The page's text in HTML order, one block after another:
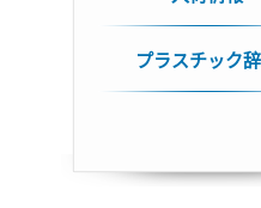
プラスチック